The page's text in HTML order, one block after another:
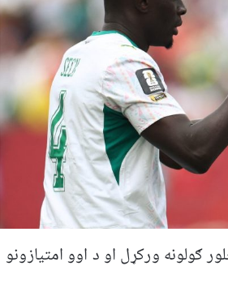
ګولونه ورکړل او د اوو امتیازونو